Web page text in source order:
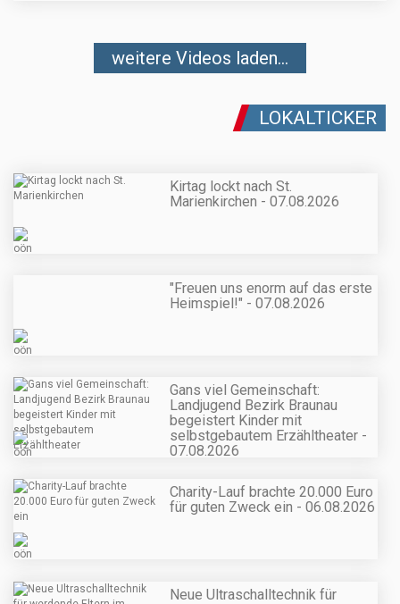
weitere Videos laden...
LOKALTICKER
Kirtag lockt nach St.
Marienkirchen - 07.08.2026
"Freuen uns enorm auf das erste
Heimspiel!" - 07.08.2026
Gans viel Gemeinschaft:
Landjugend Bezirk Braunau
begeistert Kinder mit
selbstgebautem Erzähltheater -
07.08.2026
Charity-Lauf brachte 20.000 Euro
für guten Zweck ein - 06.08.2026
Neue Ultraschalltechnik für